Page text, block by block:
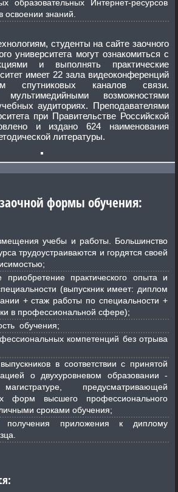
активно помогают в освоении знаний.
студенты на сайте заочного
университета могут ознакомиться с
22 зала видеоконференций
спутниковых каналов связи.
возможностями
при Правительстве Российской
и издано 624 наименования
методической литературы.
формы обучения:
учебы и работы. Большинство
приобретение практического опыта и
по специальности +
в профессиональной сфере);
обучения;
компетенций без отрыва
в соответствии с принятой
предусматривающей
форм высшего профессионального
сроками обучения;
получения приложения к диплому